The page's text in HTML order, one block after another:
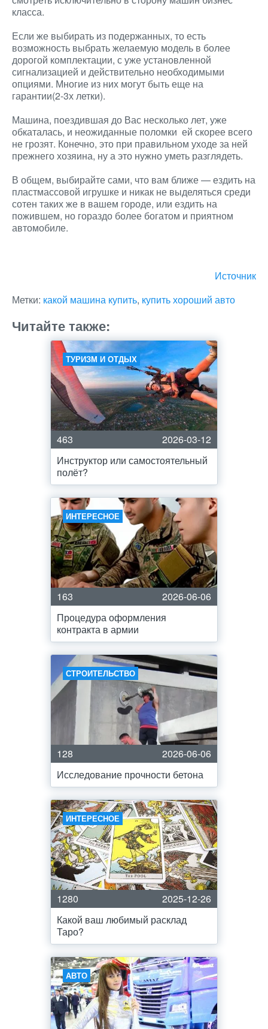
класса.
Если же выбирать из подержанных, то есть
возможность выбрать желаемую модель в более
дорогой комплектации, с уже установленной
сигнализацией и действительно необходимыми
опциями. Многие из них могут быть еще на
гарантии(2-3х летки).
Машина, поездившая до Вас несколько лет, уже
обкаталась, и неожиданные поломки ей скорее всего
не грозят. Конечно, это при правильном уходе за ней
прежнего хозяина, ну а это нужно уметь разглядеть.
В общем, выбирайте сами, что вам ближе — ездить на
пластмассовой игрушке и никак не выделяться среди
сотен таких же в вашем городе, или ездить на
пожившем, но гораздо более богатом и приятном
автомобиле.
Источник
Метки: какой машина купить, купить хороший авто
Читайте также:
ТУРИЗМ И ОТДЫХ
463
2026-03-12
Инструктор или самостоятельный
полёт?
ИНТЕРЕСНОЕ
163
2026-06-06
Процедура оформления
контракта в армии
СТРОИТЕЛЬСТВО
128
2026-06-06
Исследование прочности бетона
ИНТЕРЕСНОЕ
1280
2025-12-26
Какой ваш любимый расклад
Таро?
АВТО